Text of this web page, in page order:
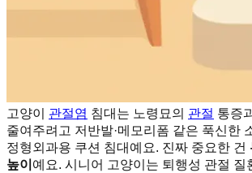
고양이 관절염 침대는 노령묘의 관절 통증
줄여주려고 저반발·메모리폼 같은 푹신한
정형외과용 쿠션 침대예요. 진짜 중요한 건
높이 예요. 시니어 고양이는 퇴행성 관절 질